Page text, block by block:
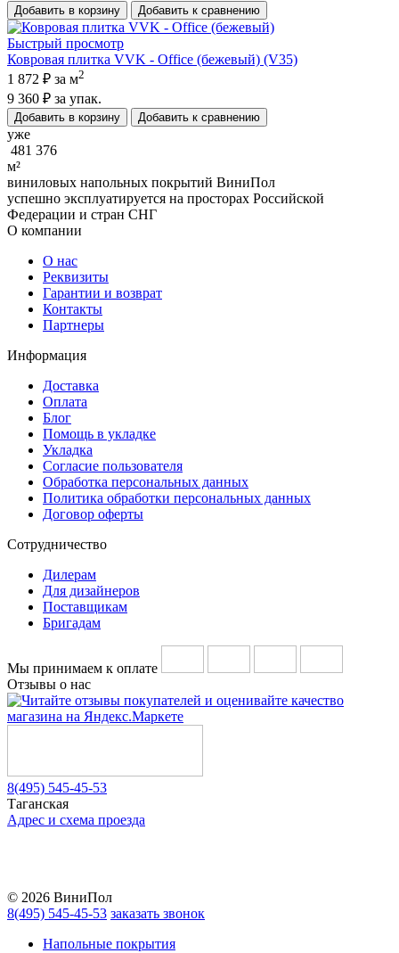
Добавить в корзину Добавить к сравнению
Быстрый просмотр
Ковровая плитка VVK - Office (бежевый) (V35)
1 872 ₽ за м2
9 360 ₽ за упак.
Добавить в корзину Добавить к сравнению
уже
481 376
м²
виниловых напольных покрытий ВиниПол
успешно эксплуатируется на просторах Российской
Федерации и стран СНГ
О компании
О нас
Реквизиты
Гарантии и возврат
Контакты
Партнеры
Информация
Доставка
Оплата
Блог
Помощь в укладке
Укладка
Согласие пользователя
Обработка персональных данных
Политика обработки персональных данных
Договор оферты
Сотрудничество
Дилерам
Для дизайнеров
Поставщикам
Бригадам
Мы принимаем к оплате
Отзывы о нас
8(495) 545-45-53
Таганская
Адрес и схема проезда
© 2026 ВиниПол
8(495) 545-45-53 заказать звонок
Напольные покрытия